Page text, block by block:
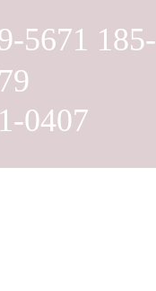
5671 185-
0407